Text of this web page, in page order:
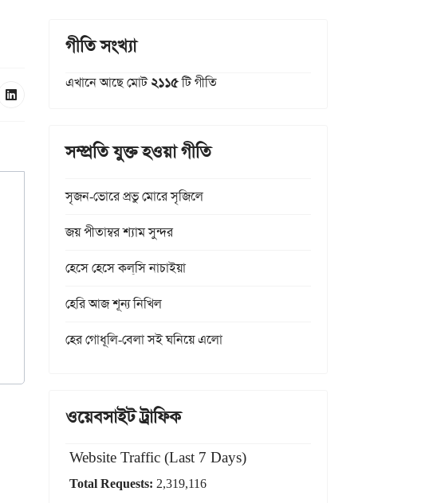
গীতি সংখ্যা
এখানে আছে মোট২১১৫টি গীতি
সম্প্রতি যুক্ত হওয়া গীতি
সৃজন-ভোরে প্রভু মোরে সৃজিলে
জয় পীতাম্বর শ্যাম সুন্দর
হেসে হেসে কল্‌সি নাচাইয়া
হেরি আজ শূন্য নিখিল
হের গোধূলি-বেলা সই ঘনিয়ে এলো
ওয়েবসাইট ট্রাফিক
Website Traffic (Last 7 Days)
Total Requests: 2,319,116